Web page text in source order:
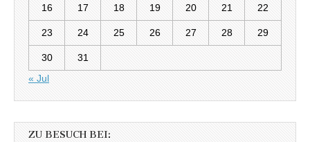
16 17 18 19 20 21 22
23 24 25 26 27 28 29
30
31
« Jul
ZU BESUCH BEI: